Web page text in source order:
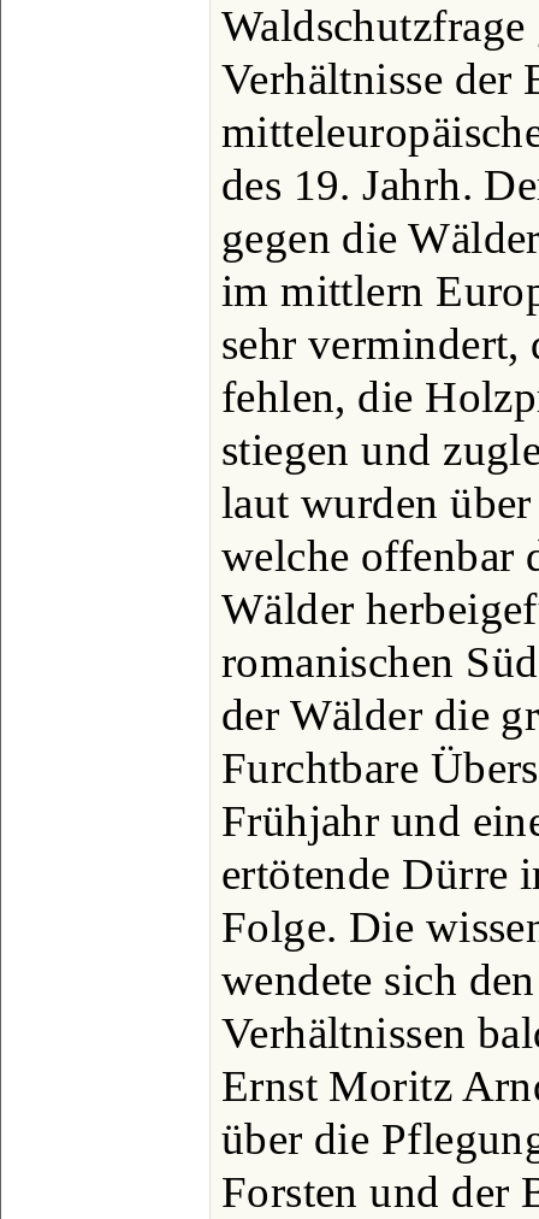
Verhältnisse
des 19. Jahrh.
gegen die
im mittlern
sehr vermindert,
fehlen, die
stiegen und
laut wurden
welche offenbar
Wälder
romanischen
der Wälder die
Furchtbare
Frühjahr und
ertötende Dürre
Folge. Die
wendete sich
Verhältnissen
Ernst Moritz
über die
Forsten und der